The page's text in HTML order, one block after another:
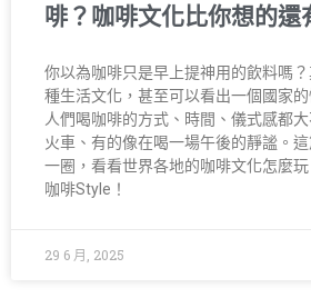
啡？咖啡文化比你想的還
你以為咖啡只是早上提神用的飲料嗎
種生活文化，甚至可以看出一個國家
人們喝咖啡的方式、時間、儀式感都
火車、有的像在喝一場午後的靜謐。
一圈，看看世界各地的咖啡文化怎麼
咖啡Style！
29 6 月, 2025